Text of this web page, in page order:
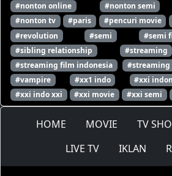
#nonton online
#nonton semi
#nonton tv
#paris #pencuri movie
#revolution
#semi #semi
#sibling relationship
#streaming
#streaming film indonesia
#streaming
#vampire
#xx1 indo #xxi
#xxi indo xxi
#xxi movie #xxi semi
HOME MOVIE TV
LIVE TV
IKLAN